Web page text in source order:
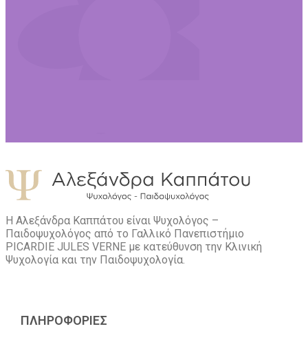
Η Αλεξάνδρα Καππάτου είναι Ψυχολόγος –
Παιδοψυχολόγος από το Γαλλικό Πανεπιστήμιο
PICARDIE JULES VERNE με κατεύθυνση την Kλινική
Ψυχολογία και την Παιδοψυχολογία.
ΠΛΗΡΟΦΟΡΙΕΣ